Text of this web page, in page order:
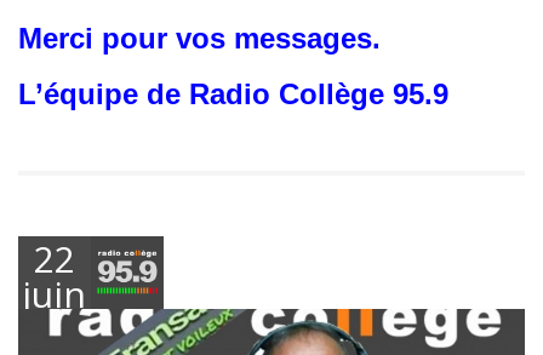
Merci pour vos messages.
L’équipe de Radio Collège 95.9
22
juin
2017